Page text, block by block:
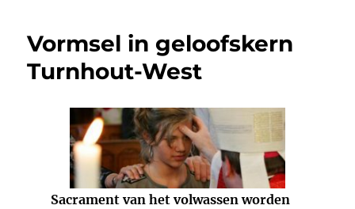
Vormsel in geloofskern
Turnhout-West
Sacrament van het volwassen worden